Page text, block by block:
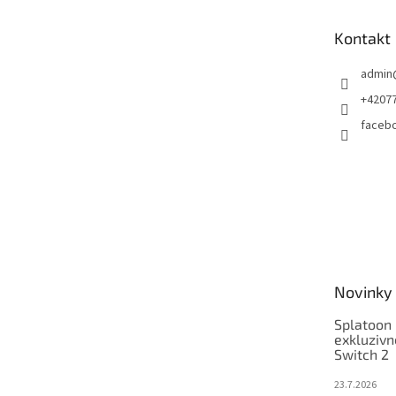
Kontakt
admin
Novinky
Splatoon
Switch 2
23.7.2026